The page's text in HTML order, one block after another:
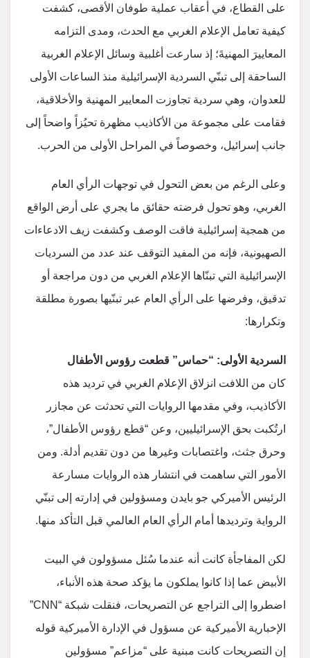
على القطاع، في أعقاب عملية طوفان الأقصى، كشفت
كيفية تعامل الإعلام الغربي مع الحدث، ومدى التزامه
المعاييرَ المهنيةَ؛ إذ سارعت أغلبية وسائل الإعلام الغربية
الساحقة إلى تبنّي السردية الإسرائيلية منذ الساعات الأولى
للعدوان، وهي سردية تجاوزت المعايير المهنية والأخلاقية،
فقامت على مجموعة من الأكاذيب مظهرة تحيُزاً واضحاً إلى
جانب إسرائيل، وخصوصاً في المراحل الأولى من الحرب.
وعلى الرغم من بعض التحول في توجهات الرأي العام
الغربي، وهو تحول فرضته حقائق ما يجري على أرض الواقع
من همجية إسرائيلية فاقت الوصف وكشفت زيف الادعاءات
الصهيونية، فإنه من المفيد التوقف عند عدد من السرديات
الإسرائيلية التي تبنّاها الإعلام الغربي من دون مراجعة أو
تدقيق، وفرضها على الرأي العام عبر تبنّيها بصورة مطلقة
وتكرارها:
السردية الأولى: “حماس” قطعت رؤوس الأطفال
كان من اللافت انزلاق الإعلام الغربي في ترديد هذه
الأكاذيب، وفي مقدمها الروايات التي تحدثت عن مجازر
ارتُكبت بحق الإسرائيليين، وعن “قطع رؤوس الأطفال”،
وحرق جثث، واغتصابات وغيرها من دون تقديم أدلة. ومن
الأمور التي ساهمت في انتشار هذه الروايات مسارعة
الرئيس الأميركي جو بايدن ومسؤولين في إدارته إلى تبنّي
الرواية وترديدها أمام الرأي العام العالمي قبل التأكد منها.
لكن المفاجأة كانت أنه عندما سُئل مسؤولون في البيت
الأبيض عما إذا كانوا يملكون ما يؤكد صحة هذه الأنباء،
اضطروا إلى التراجع عن التصريحات، فنقلت شبكة “CNN”
الإخبارية الأميركية عن مسؤول في الإدارة الأميركية قوله
إن التصريحات كانت مبنية على “مزاعم” مسؤولين